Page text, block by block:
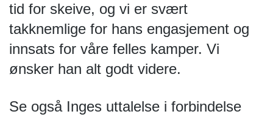
tid for skeive, og vi er svært
takknemlige for hans engasjement og
innsats for våre felles kamper. Vi
ønsker han alt godt videre.
Se også Inges uttalelse i forbindelse